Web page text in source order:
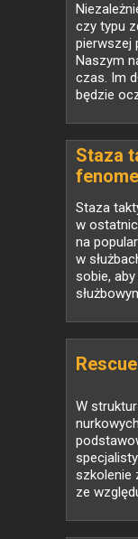
czy typu
pierwszej
Naszym
czas. Im
będzie
Staza
Staza
w
na
w
sobie,
W
szkolenie
ze